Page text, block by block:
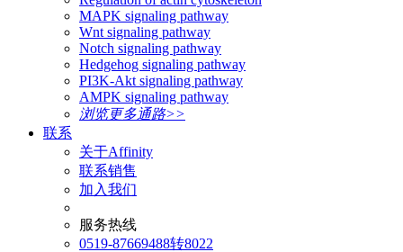
MAPK signaling pathway
Wnt signaling pathway
Notch signaling pathway
Hedgehog signaling pathway
PI3K-Akt signaling pathway
AMPK signaling pathway
浏览更多通路>>
联系
关于Affinity
联系销售
加入我们
服务热线
0519-87669488转8022